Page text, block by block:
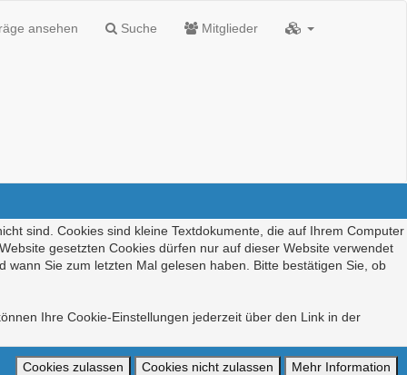
ansehen Suche Mitglieder
sind. Cookies sind kleine Textdokumente, die auf Ihrem Computer
gesetzten Cookies dürfen nur auf dieser Website verwendet
Sie zum letzten Mal gelesen haben. Bitte bestätigen Sie, ob
Ihre Cookie-Einstellungen jederzeit über den Link in der